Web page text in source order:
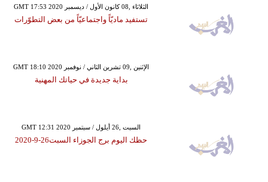
GMT 17:53 2020 الثلاثاء ,08 كانون الأول / ديسمبر
تستفيد ماديّاً واجتماعيّاً من بعض التطوّرات
GMT 18:10 2020 الإثنين ,09 تشرين الثاني / نوفمبر
بداية جديدة في حياتك المهنية
GMT 12:31 2020 السبت ,26 أيلول / سبتمبر
حظك اليوم برج الجوزاء السبت26-9-2020